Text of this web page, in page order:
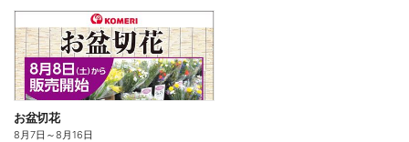
お盆切花
8月7日 ～8月16日